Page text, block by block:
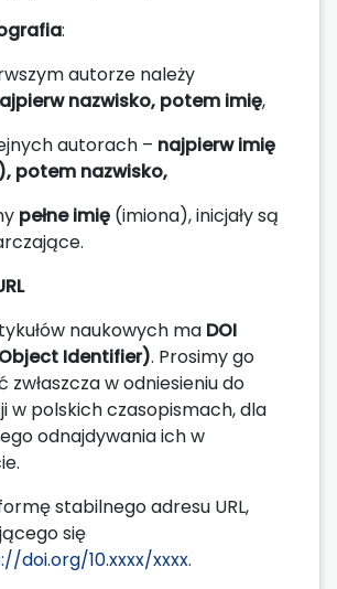
:
autorze należy
nazwisko, potem imię,
autorach – najpierw imię
potem nazwisko,
pełne imię (imiona), inicjały są
naukowych ma DOI
Identifier). Prosimy go
zwłaszcza w odniesieniu do
w polskich czasopismach, dla
odnajdywania ich w
stabilnego adresu URL,
się
doi.org/10.xxxx/xxxx.